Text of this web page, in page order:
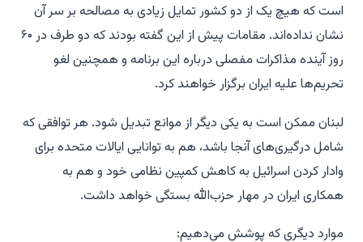
است که هیچ یک از دو کشور تمایل زیادی به مصالحه بر سر آن
نشان نداده‌اند. مقامات پیش از این گفته بودند که دو طرف در ۶۰
روز آینده مذاکرات مفصلی درباره این برنامه و همچنین لغو
تحریم‌ها علیه ایران برگزار خواهند کرد.
لبنان ممکن است به یکی دیگر از موانع تبدیل شود. هر توافقی که
شامل درگیری‌های آنجا باشد، هم به توانایی ایالات متحده برای
وادار کردن اسرائیل به کاهش کمپین نظامی خود و هم به
همکاری ایران در مهار حزب‌الله بستگی خواهد داشت.
موارد دیگری که پوشش می‌دهیم: